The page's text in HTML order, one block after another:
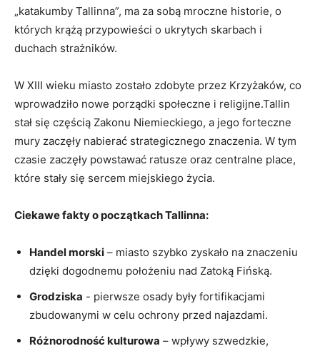
„katakumby Tallinna”, ma⁣ za sobą mroczne historie, o
których krążą przypowieści o​ ukrytych skarbach i
duchach‍ strażników.
W XIII wieku miasto zostało zdobyte przez Krzyżaków, ​co
wprowadziło nowe porządki społeczne i religijne.Tallin
stał ‌się częścią Zakonu Niemieckiego,‍ a jego forteczne
mury zaczęły nabierać strategicznego znaczenia. W tym‌
czasie‌ zaczęły powstawać ratusze oraz centralne place,
które stały się sercem ‍miejskiego życia.
Ciekawe fakty o początkach Tallinna:
Handel morski – miasto szybko zyskało na znaczeniu
dzięki dogodnemu położeniu nad ​Zatoką ‌Fińską.
Grodziska ⁢- pierwsze osady były fortifikacjami
zbudowanymi w celu ochrony przed najazdami.
Różnorodność kulturowa – wpływy szwedzkie,